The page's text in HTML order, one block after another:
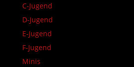
C-Jugend
D-Jugend
E-Jugend
F-Jugend
Minis